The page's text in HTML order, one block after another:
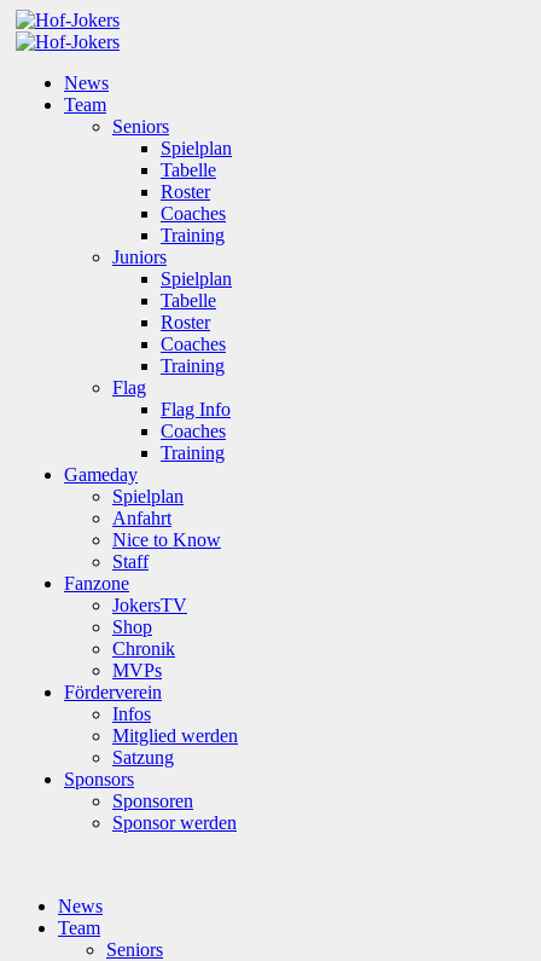
News
Team
Seniors
Spielplan
Tabelle
Roster
Coaches
Training
Juniors
Spielplan
Tabelle
Roster
Coaches
Training
Flag
Flag Info
Coaches
Training
Gameday
Spielplan
Anfahrt
Nice to Know
Staff
Fanzone
JokersTV
Shop
Chronik
MVPs
Förderverein
Infos
Mitglied werden
Satzung
Sponsors
Sponsoren
Sponsor werden
News
Team
Seniors